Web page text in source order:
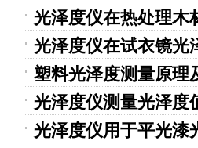
光泽度仪在热处理木
光泽度仪在试衣镜光
塑料光泽度测量原理
光泽度仪测量光泽度
光泽度仪用于平光漆